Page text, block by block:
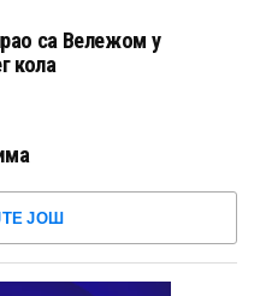
са Вележом у
кола
ЈОШ